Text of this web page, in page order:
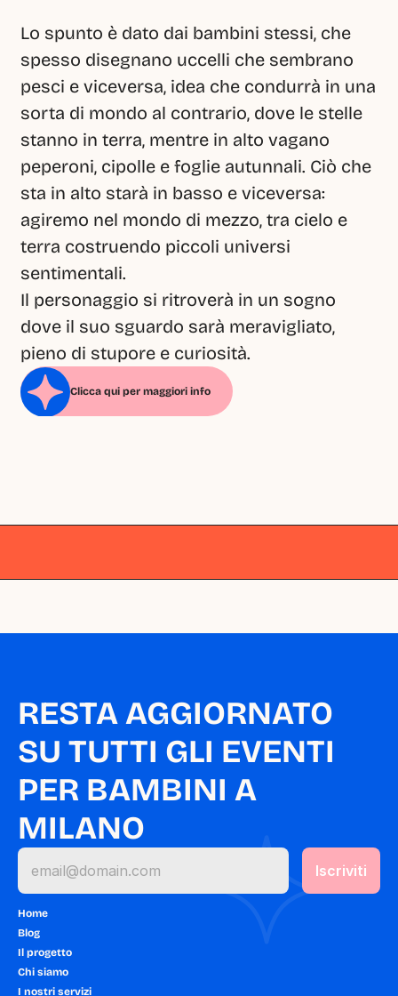
Lo spunto è dato dai bambini stessi, che
spesso disegnano uccelli che sembrano
pesci e viceversa, idea che condurrà in una
sorta di mondo al contrario, dove le stelle
stanno in terra, mentre in alto vagano
peperoni, cipolle e foglie autunnali. Ciò che
sta in alto starà in basso e viceversa:
agiremo nel mondo di mezzo, tra cielo e
terra costruendo piccoli universi
sentimentali.
Il personaggio si ritroverà in un sogno
dove il suo sguardo sarà meravigliato,
pieno di stupore e curiosità.
Clicca qui per maggiori info
RESTA AGGIORNATO
SU TUTTI GLI EVENTI
PER BAMBINI A
MILANO
Home
Blog
Il progetto
Chi siamo
I nostri servizi